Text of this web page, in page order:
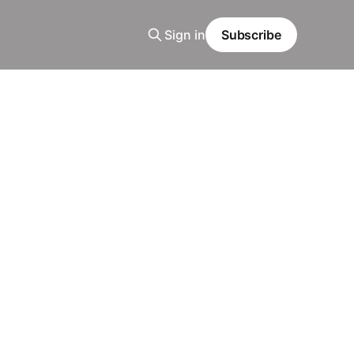
Sign in Subscribe